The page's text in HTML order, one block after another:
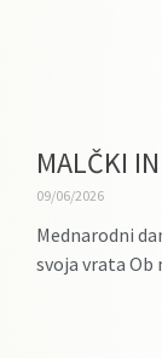
MALČKI
09/06/2026
Mednarodni
svoja vrata Ob